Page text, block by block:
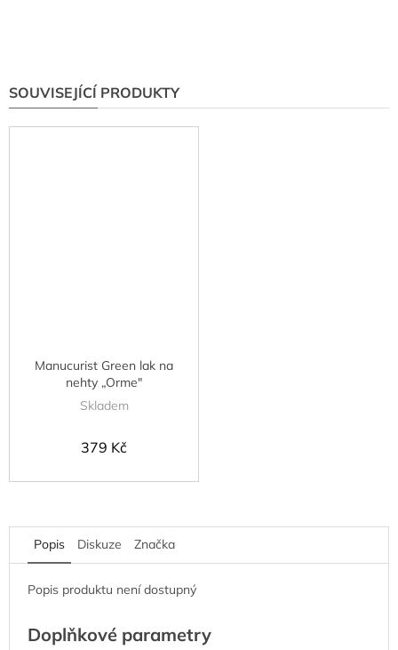
SOUVISEJÍCÍ PRODUKTY
Manucurist Green lak na
nehty „Orme"
Skladem
379 Kč
Popis Diskuze Značka
Popis produktu není dostupný
Doplňkové parametry